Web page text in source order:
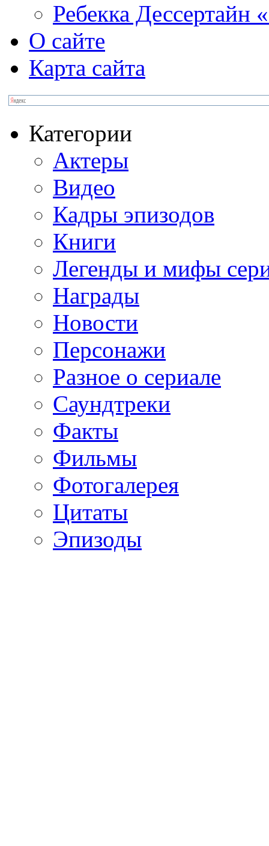
Ребекка Десcертайн
О сайте
Карта сайта
Категории
Актеры
Видео
Кадры эпизодов
Книги
Легенды и мифы
Награды
Новости
Персонажи
Разное о сериале
Саундтреки
Факты
Фильмы
Фотогалерея
Цитаты
Эпизоды